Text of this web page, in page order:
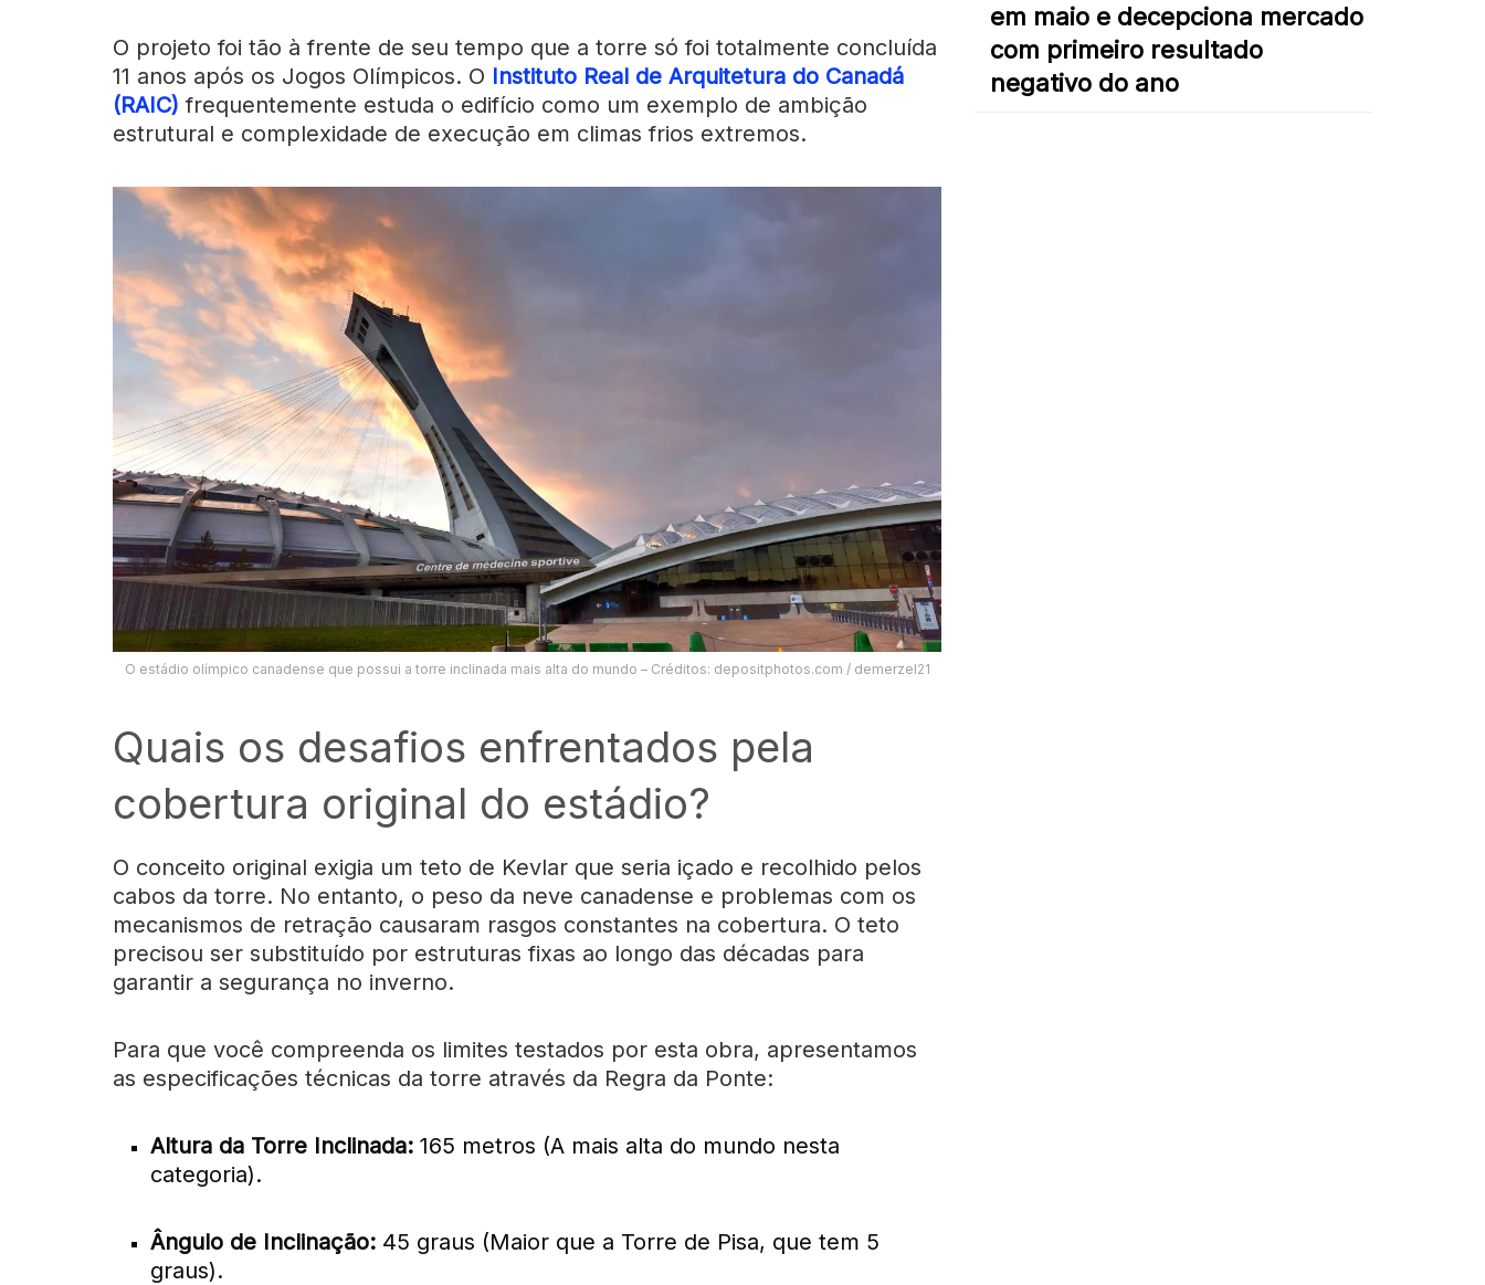
O projeto foi tão à frente de seu tempo que a torre só foi totalmente concluída
11 anos após os Jogos Olímpicos. O Instituto Real de Arquitetura do Canadá
(RAIC) frequentemente estuda o edifício como um exemplo de ambição
estrutural e complexidade de execução em climas frios extremos.
O estádio olímpico canadense que possui a torre inclinada mais alta do mundo – Créditos: depositphotos.com / demerzel21
Quais os desafios enfrentados pela
cobertura original do estádio?
O conceito original exigia um teto de Kevlar que seria içado e recolhido pelos
cabos da torre. No entanto, o peso da neve canadense e problemas com os
mecanismos de retração causaram rasgos constantes na cobertura. O teto
precisou ser substituído por estruturas fixas ao longo das décadas para
garantir a segurança no inverno.
Para que você compreenda os limites testados por esta obra, apresentamos
as especificações técnicas da torre através da Regra da Ponte:
Altura da Torre Inclinada: 165 metros (A mais alta do mundo nesta
categoria).
Ângulo de Inclinação: 45 graus (Maior que a Torre de Pisa, que tem 5
graus).
em maio e decepciona mercado
com primeiro resultado
negativo do ano